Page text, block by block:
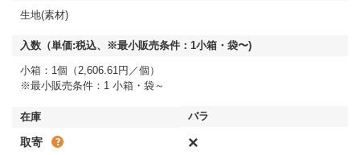
生地(素材)
小箱：1個（2,606.61円／個）
※最小販売条件：1 小箱・袋～
取寄 ×